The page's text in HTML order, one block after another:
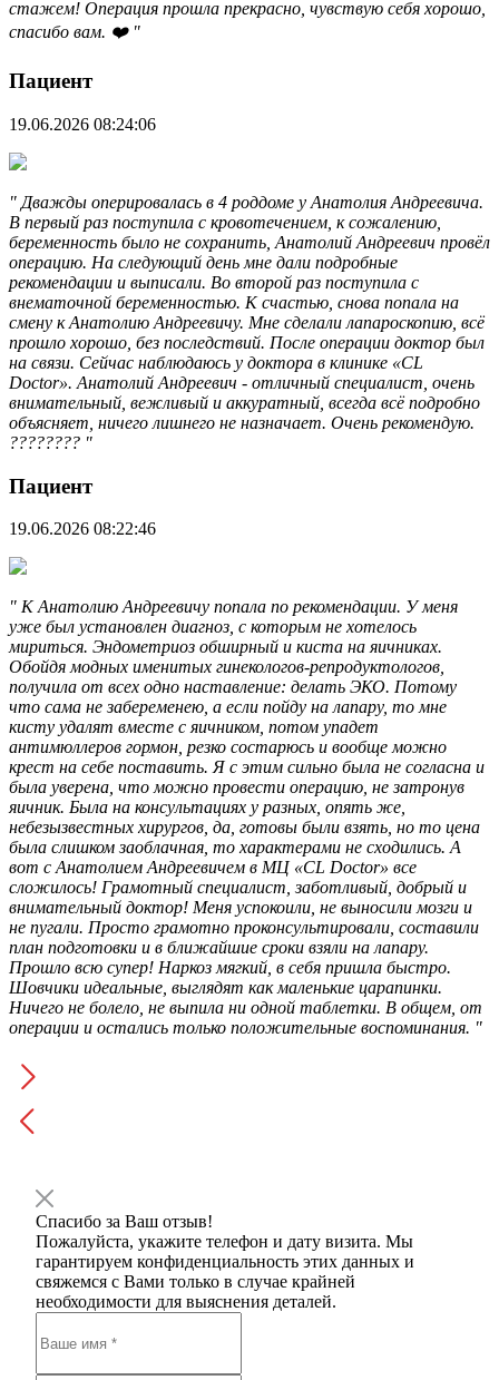
стажем! Операция прошла прекрасно, чувствую себя хорошо,
спасибо вам. ❤️ "
Пациент
19.06.2026 08:24:06
" Дважды оперировалась в 4 роддоме у Анатолия Андреевича.
В первый раз поступила с кровотечением, к сожалению,
беременность было не сохранить, Анатолий Андреевич провёл
операцию. На следующий день мне дали подробные
рекомендации и выписали. Во второй раз поступила с
внематочной беременностью. К счастью, снова попала на
смену к Анатолию Андреевичу. Мне сделали лапароскопию, всё
прошло хорошо, без последствий. После операции доктор был
на связи. Сейчас наблюдаюсь у доктора в клинике «CL
Doctor». Анатолий Андреевич - отличный специалист, очень
внимательный, вежливый и аккуратный, всегда всё подробно
объясняет, ничего лишнего не назначает. Очень рекомендую.
???????? "
Пациент
19.06.2026 08:22:46
" К Анатолию Андреевичу попала по рекомендации. У меня
уже был установлен диагноз, с которым не хотелось
мириться. Эндометриоз​ обширный и киста на яичниках.
Обойдя модных именитых гинекологов-репродуктологов,
получила от всех одно наставление: делать ЭКО​. Потому
что сама не забеременею, а если пойду на лапару, то мне
кисту удалят вместе с яичником, потом упадет
антимюллеров гормон, резко состарюсь и вообще можно
крест на себе поставить. Я с этим сильно была не согласна и
была уверена, что можно провести операцию, не затронув
яичник. Была на консультациях у разных, опять же,
небезызвестных хирургов, да, готовы были взять, но то цена
была слишком заоблачная, то характерами не сходились. А
вот с Анатолием Андреевичем в МЦ «CL Doctor» все
сложилось! Грамотный специалист, заботливый, добрый и
внимательный доктор! Меня успокоили, не выносили мозги и
не пугали. Просто грамотно проконсультировали, составили
план подготовки и в ближайшие сроки взяли на лапару.
Прошло всю супер! Наркоз мягкий, в себя пришла быстро.
Шовчики идеальные, выглядят как маленькие царапинки.
Ничего не болело, не выпила ни одной таблетки. В общем, от
операции и остались только положительные воспоминания. "
Спасибо за Ваш отзыв!
Пожалуйста, укажите телефон и дату визита. Мы
гарантируем конфиденциальность этих данных и
свяжемся с Вами только в случае крайней
необходимости для выяснения деталей.